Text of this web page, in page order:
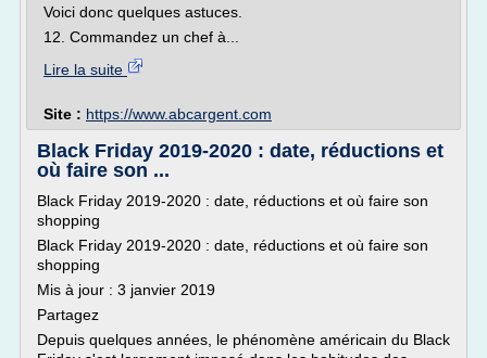
Voici donc quelques astuces.
12. Commandez un chef à...
Lire la suite
Site : https://www.abcargent.com
Black Friday 2019-2020 : date, réductions et
où faire son ...
Black Friday 2019-2020 : date, réductions et où faire son
shopping
Black Friday 2019-2020 : date, réductions et où faire son
shopping
Mis à jour : 3 janvier 2019
Partagez
Depuis quelques années, le phénomène américain du Black